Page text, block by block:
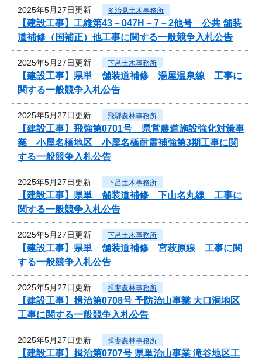
2025年5月27日更新 多治見土木事務所
【建設工事】工維第43－047H－7－2他号 公共 舗装
道補修（国補正）他工事に関する一般競争入札公告
2025年5月27日更新 下呂土木事務所
【建設工事】県単 舗装道補修 湯屋温泉線 工事に
関する一般競争入札公告
2025年5月27日更新 飛騨農林事務所
【建設工事】飛強第0701号 県営農道施設強化対策事
業 小屋名橋地区 小屋名橋耐震補強第3期工事に関
する一般競争入札公告
2025年5月27日更新 下呂土木事務所
【建設工事】県単 舗装道補修 下山名丸線 工事に
関する一般競争入札公告
2025年5月27日更新 下呂土木事務所
【建設工事】県単 舗装道補修 宮萩原線 工事に関
する一般競争入札公告
2025年5月27日更新 揖斐農林事務所
【建設工事】揖治第0708号 予防治山事業 大口洞地区
工事に関する一般競争入札公告
2025年5月27日更新 揖斐農林事務所
【建設工事】揖治第0707号 県単治山事業 滝谷地区工